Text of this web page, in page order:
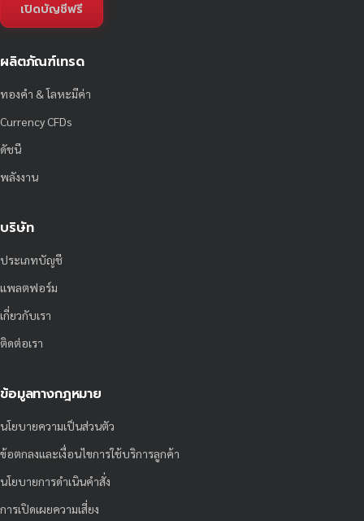
เปิดบัญชีฟรี
ผลิตภัณฑ์เทรด
ทองคำ & โลหะมีค่า
Currency CFDs
ดัชนี
พลังงาน
บริษัท
ประเภทบัญชี
แพลตฟอร์ม
เกี่ยวกับเรา
ติดต่อเรา
ข้อมูลทางกฎหมาย
นโยบายความเป็นส่วนตัว
ข้อตกลงและเงื่อนไขการใช้บริการลูกค้า
นโยบายการดำเนินคำสั่ง
การเปิดเผยความเสี่ยง